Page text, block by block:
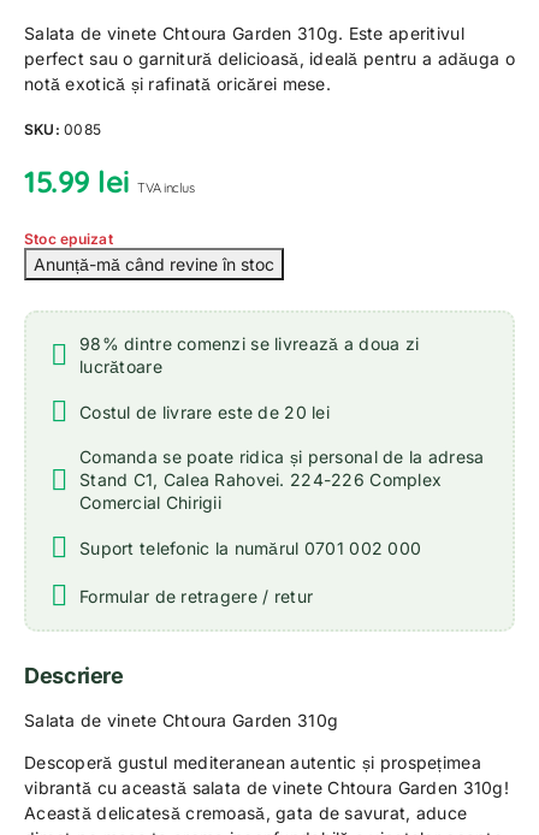
Salata de vinete Chtoura Garden 310g. Este aperitivul
perfect sau o garnitură delicioasă, ideală pentru a adăuga o
notă exotică și rafinată oricărei mese.
SKU:0085
15.99 lei TVA inclus
Stoc epuizat
98% dintre comenzi se livrează a doua zi
lucrătoare
Costul de livrare este de 20 lei
Comanda se poate ridica și personal de la adresa
Stand C1, Calea Rahovei. 224-226 Complex
Comercial Chirigii
Suport telefonic la numărul 0701 002 000
Formular de retragere / retur
Descriere
Salata de vinete Chtoura Garden 310g
Descoperă gustul mediteranean autentic și prospețimea
vibrantă cu această salata de vinete Chtoura Garden 310g!
Această delicatesă cremoasă, gata de savurat, aduce